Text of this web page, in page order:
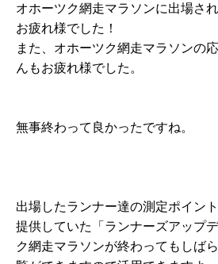
オホーツク網走マラソンに出場さ
お疲れ様でした！
また、オホーツク網走マラソンの
んもお疲れ様でした。
無事終わって良かったですね。
出場したランナー達の測定ポイン
提供していた「ランナーズアップ
ク網走マラソンが終わってもしば